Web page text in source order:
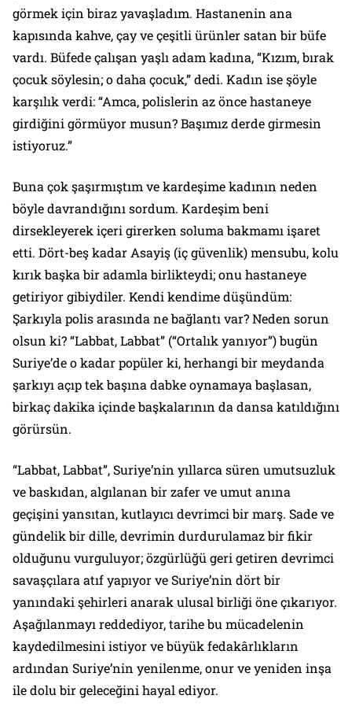
görmek için biraz yavaşladım. Hastanenin ana
kapısında kahve, çay ve çeşitli ürünler satan bir büfe
vardı. Büfede çalışan yaşlı adam kadına, “Kızım, bırak
çocuk söylesin; o daha çocuk,” dedi. Kadın ise şöyle
karşılık verdi: “Amca, polislerin az önce hastaneye
girdiğini görmüyor musun? Başımız derde girmesin
istiyoruz.”
Buna çok şaşırmıştım ve kardeşime kadının neden
böyle davrandığını sordum. Kardeşim beni
dirsekleyerek içeri girerken soluma bakmamı işaret
etti. Dört-beş kadar Asayiş (iç güvenlik) mensubu, kolu
kırık başka bir adamla birlikteydi; onu hastaneye
getiriyor gibiydiler. Kendi kendime düşündüm:
Şarkıyla polis arasında ne bağlantı var? Neden sorun
olsun ki? “Labbat, Labbat” (“Ortalık yanıyor”) bugün
Suriye’de o kadar popüler ki, herhangi bir meydanda
şarkıyı açıp tek başına dabke oynamaya başlasan,
birkaç dakika içinde başkalarının da dansa katıldığını
görürsün.
“Labbat, Labbat”, Suriye’nin yıllarca süren umutsuzluk
ve baskıdan, algılanan bir zafer ve umut anına
geçişini yansıtan, kutlayıcı devrimci bir marş. Sade ve
gündelik bir dille, devrimin durdurulamaz bir fikir
olduğunu vurguluyor; özgürlüğü geri getiren devrimci
savaşçılara atıf yapıyor ve Suriye’nin dört bir
yanındaki şehirleri anarak ulusal birliği öne çıkarıyor.
Aşağılanmayı reddediyor, tarihe bu mücadelenin
kaydedilmesini istiyor ve büyük fedakârlıkların
ardından Suriye’nin yenilenme, onur ve yeniden inşa
ile dolu bir geleceğini hayal ediyor.